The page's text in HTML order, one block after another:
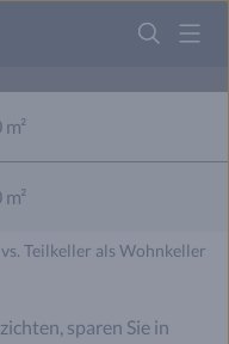
Teilkeller als Wohnkeller
m²
sparen Sie in